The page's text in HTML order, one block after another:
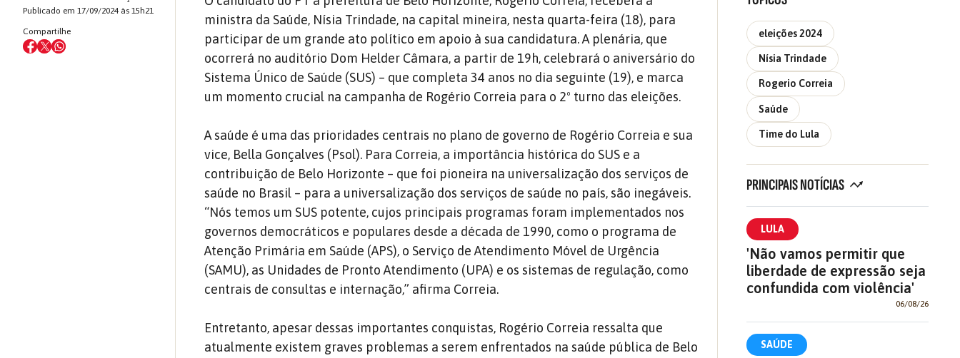
Publicado em 17/09/2024 às 15h21
Compartilhe
ministra da Saúde, Nísia Trindade, na capital mineira, nesta quarta-feira (18), para
participar de um grande ato político em apoio à sua candidatura. A plenária, que
ocorrerá no auditório Dom Helder Câmara, a partir de 19h, celebrará o aniversário do
Sistema Único de Saúde (SUS) – que completa 34 anos no dia seguinte (19), e marca
um momento crucial na campanha de Rogério Correia para o 2º turno das eleições.
A saúde é uma das prioridades centrais no plano de governo de Rogério Correia e sua
vice, Bella Gonçalves (Psol). Para Correia, a importância histórica do SUS e a
contribuição de Belo Horizonte – que foi pioneira na universalização dos serviços de
saúde no Brasil – para a universalização dos serviços de saúde no país, são inegáveis.
“Nós temos um SUS potente, cujos principais programas foram implementados nos
governos democráticos e populares desde a década de 1990, como o programa de
Atenção Primária em Saúde (APS), o Serviço de Atendimento Móvel de Urgência
(SAMU), as Unidades de Pronto Atendimento (UPA) e os sistemas de regulação, como
centrais de consultas e internação,” afirma Correia.
Entretanto, apesar dessas importantes conquistas, Rogério Correia ressalta que
atualmente existem graves problemas a serem enfrentados na saúde pública de Belo
eleições 2024
Nísia Trindade
Rogerio Correia
Saúde
Time do Lula
PRINCIPAIS NOTÍCIAS
LULA
'Não vamos permitir que
liberdade de expressão seja
confundida com violência'
06/08/26
SAÚDE